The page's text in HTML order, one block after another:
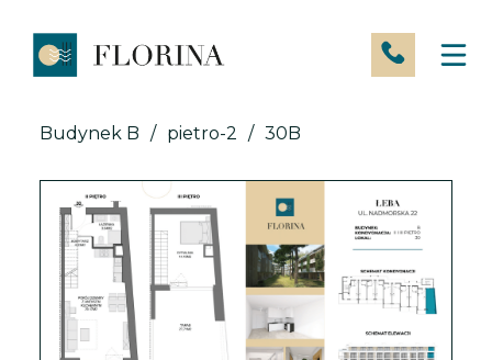
content
Budynek B / pietro-2 / 30B